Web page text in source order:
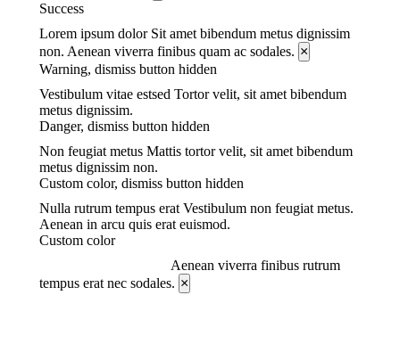
Success
Lorem ipsum dolor Sit amet bibendum metus dignissim
non. Aenean viverra finibus quam ac sodales. ×
Warning, dismiss button hidden
Vestibulum vitae estsed Tortor velit, sit amet bibendum
metus dignissim.
Danger, dismiss button hidden
Non feugiat metus Mattis tortor velit, sit amet bibendum
metus dignissim non.
Custom color, dismiss button hidden
Nulla rutrum tempus erat Vestibulum non feugiat metus.
Aenean in arcu quis erat euismod.
Custom color
Aenean viverra finibus rutrum
tempus erat nec sodales. ×